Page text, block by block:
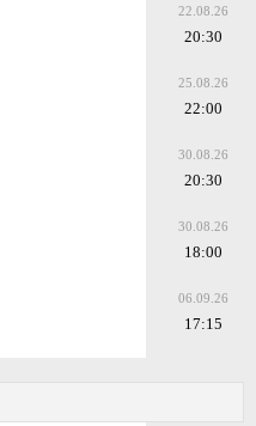
22.08.26
20:30
25.08.26
22:00
30.08.26
20:30
30.08.26
18:00
06.09.26
17:15